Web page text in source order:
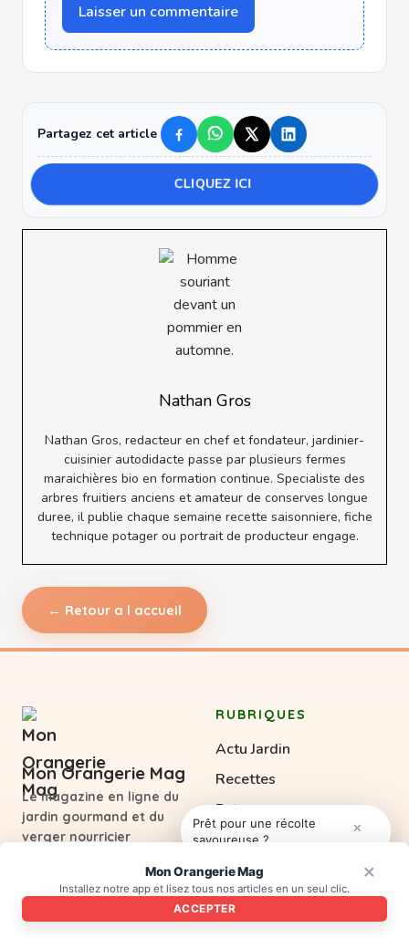
Laisser un commentaire
Partagez cet article
CLIQUEZ ICI
Nathan Gros
Nathan Gros, redacteur en chef et fondateur, jardinier-
cuisinier autodidacte passe par plusieurs fermes
maraichières bio en formation continue. Specialiste des
arbres fruitiers anciens et amateur de conserves longue
duree, il publie chaque semaine recette saisonniere, fiche
technique potager ou portrait de producteur engage.
← Retour a l accueil
Mon Orangerie Mag
Le magazine en ligne du
jardin gourmand et du
verger nourricier
Un magazine en ligne
indépendant qui partage
RUBRIQUES
Actu Jardin
Recettes
Potager
Verger
Agrumes
Conserves
×
Prêt pour une récolte
savoureuse ?
×
Mon Orangerie Mag
Installez notre app et lisez tous nos articles en un seul clic.
ACCEPTER